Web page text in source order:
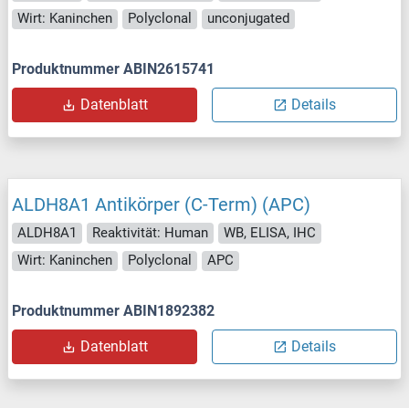
Wirt: Kaninchen
Polyclonal unconjugated
Produktnummer ABIN2615741
Datenblatt Details
ALDH8A1 Antikörper (C-Term) (APC)
ALDH8A1 Reaktivität: Human
WB, ELISA, IHC
Wirt: Kaninchen
Polyclonal APC
Produktnummer ABIN1892382
Datenblatt Details